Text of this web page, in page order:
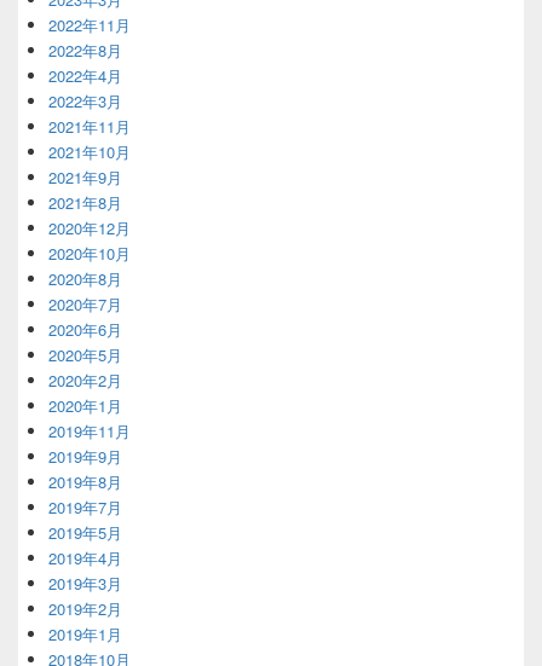
2022年11月
2022年8月
2022年4月
2022年3月
2021年11月
2021年10月
2021年9月
2021年8月
2020年12月
2020年10月
2020年8月
2020年7月
2020年6月
2020年5月
2020年2月
2020年1月
2019年11月
2019年9月
2019年8月
2019年7月
2019年5月
2019年4月
2019年3月
2019年2月
2019年1月
2018年10月